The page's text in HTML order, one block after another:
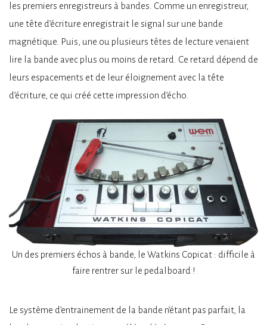
les premiers enregistreurs à bandes. Comme un enregistreur,
une tête d’écriture enregistrait le signal sur une bande
magnétique. Puis, une ou plusieurs têtes de lecture venaient
lire la bande avec plus ou moins de retard. Ce retard dépend de
leurs espacements et de leur éloignement avec la tête
d’écriture, ce qui créé cette impression d’écho.
Un des premiers échos à bande, le Watkins Copicat : difficile à
faire rentrer sur le pedalboard !
Le système d’entrainement de la bande n’étant pas parfait, la